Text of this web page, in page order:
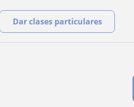
Dar clases particulares